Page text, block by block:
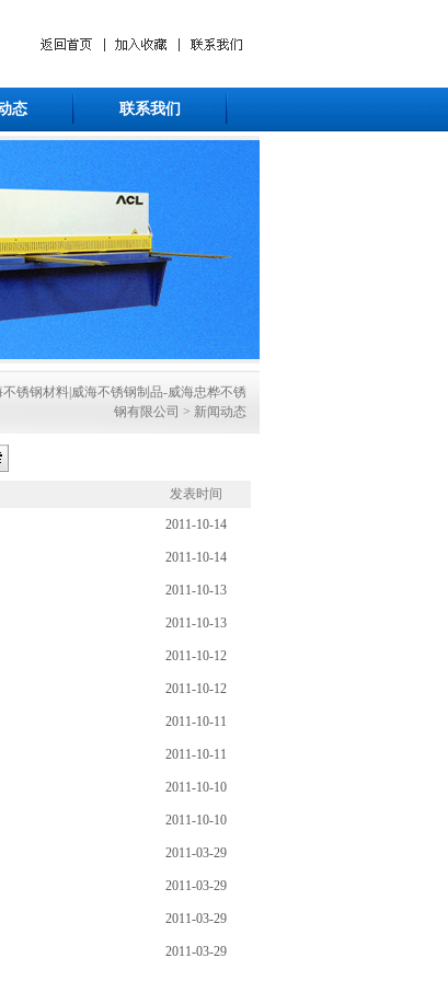
态 联系我们
锈钢材料|威海不锈钢制品-威海忠桦不锈
钢有限公司 > 新闻动态
发表时间
2011-10-14
2011-10-14
2011-10-13
2011-10-13
2011-10-12
2011-10-12
2011-10-11
2011-10-11
2011-10-10
2011-10-10
2011-03-29
2011-03-29
2011-03-29
2011-03-29